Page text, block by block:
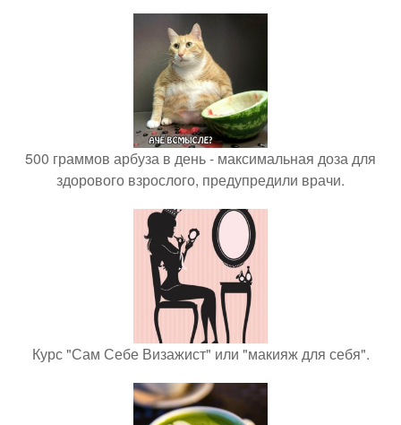
500 граммов арбуза в день - максимальная доза для
здорового взрослого, предупредили врачи.
Курс "Сам Себе Визажист" или "макияж для себя".